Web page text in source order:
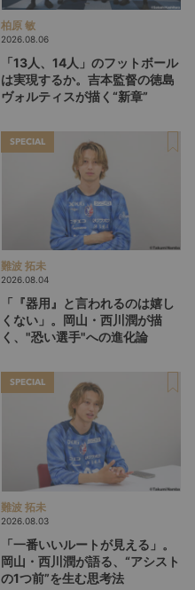
柏原 敏
2026.08.06
「13人、14人」のフットボール
は実現するか。吉本監督の徳島
ヴォルティスが描く“新章”
SPECIAL
難波 拓未
2026.08.04
「『器用』と言われるのは嬉し
くない」。岡山・西川潤が描
く、"恐い選手"への進化論
SPECIAL
難波 拓未
2026.08.03
「一番いいルートが見える」。
岡山・西川潤が語る、“アシスト
の1つ前”を生む思考法